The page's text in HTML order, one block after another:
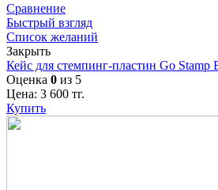
Сравнение
Быстрый взгляд
Список желаний
Закрыть
Кейс для стемпинг-пластин Go Stamp
Оценка 0 из 5
Цена: 3 600 тг.
Купить